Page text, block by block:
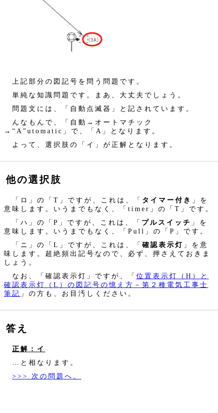
上記部分の図記号を問う問題です。
単純な知識問題です。まあ、大丈夫でしょう。
問題文には、「自動点滅器」と記されています。
んなもんで、「自動→オートマチック
→“A”utomatic」で、「A」となります。
よって、選択肢の「イ」が正解となります。
他の選択肢
「ロ」の「T」ですが、これは、「 タイマー付き
」を
意味します。いうまでもなく、「timer」の「T」です。
「ハ」の「P」ですが、これは、「 プルスイッチ 」を
意味します。いうまでもなく、「Pull」の「P」です。
「ニ」の「L」ですが、これは、「 確認表示灯 」を意
味します。超絶頻出記号なので、必ず、押さえておきま
しょう。
なお、「確認表示灯」ですが、「 位置表示灯（H）と
確認表示灯（L）の図記号の憶え方－第２種電気工事士
筆記 」の方も、お目汚しください。
答え
正解：イ
…と相なります。
>>> 次の問題へ。